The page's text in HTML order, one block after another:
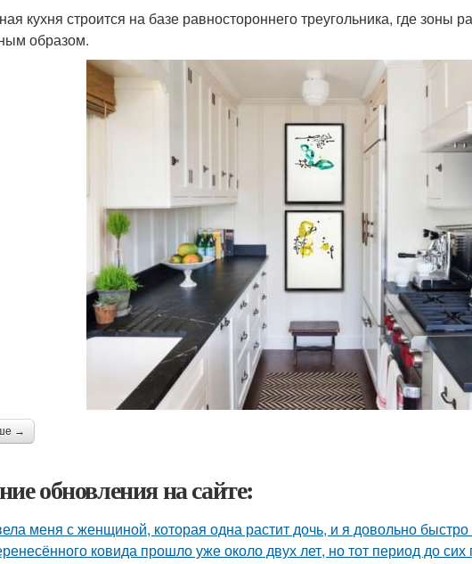
кухня строится на базе равностороннего треугольника, где зоны
образом.
→
обновления на сайте:
меня с женщиной, которая одна растит дочь, и я довольно
ковида прошло уже около двух лет, но тот период до сих